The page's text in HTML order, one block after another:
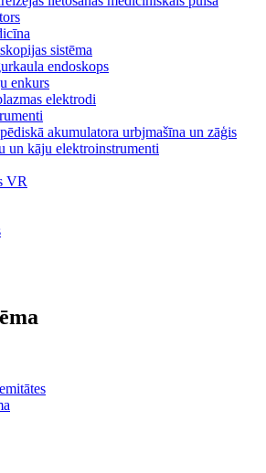
sistēma
endoskops
enkurs
elektrodi
akumulatora urbjmašīna un zāģis
un kāju elektroinstrumenti
VR